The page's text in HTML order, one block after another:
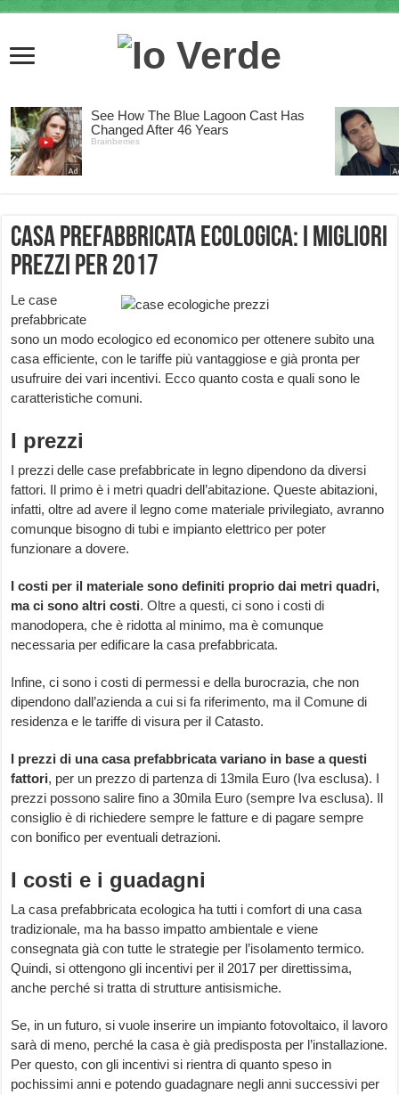
Casa prefabbricata ecologica: i migliori
prezzi per 2017
Le case
prefabbricate
sono un modo ecologico ed economico per ottenere subito una
casa efficiente, con le tariffe più vantaggiose e già pronta per
usufruire dei vari incentivi. Ecco quanto costa e quali sono le
caratteristiche comuni.
I prezzi
I prezzi delle case prefabbricate in legno dipendono da diversi
fattori. Il primo è i metri quadri dell’abitazione. Queste abitazioni,
infatti, oltre ad avere il legno come materiale privilegiato, avranno
comunque bisogno di tubi e impianto elettrico per poter
funzionare a dovere.
I costi per il materiale sono definiti proprio dai metri quadri,
ma ci sono altri costi. Oltre a questi, ci sono i costi di
manodopera, che è ridotta al minimo, ma è comunque
necessaria per edificare la casa prefabbricata.
Infine, ci sono i costi di permessi e della burocrazia, che non
dipendono dall’azienda a cui si fa riferimento, ma il Comune di
residenza e le tariffe di visura per il Catasto.
I prezzi di una casa prefabbricata variano in base a questi
fattori, per un prezzo di partenza di 13mila Euro (Iva esclusa). I
prezzi possono salire fino a 30mila Euro (sempre Iva esclusa). Il
consiglio è di richiedere sempre le fatture e di pagare sempre
con bonifico per eventuali detrazioni.
I costi e i guadagni
La casa prefabbricata ecologica ha tutti i comfort di una casa
tradizionale, ma ha basso impatto ambientale e viene
consegnata già con tutte le strategie per l’isolamento termico.
Quindi, si ottengono gli incentivi per il 2017 per direttissima,
anche perché si tratta di strutture antisismiche.
Se, in un futuro, si vuole inserire un impianto fotovoltaico, il lavoro
sarà di meno, perché la casa è già predisposta per l’installazione.
Per questo, con gli incentivi si rientra di quanto speso in
pochissimi anni e potendo guadagnare negli anni successivi per